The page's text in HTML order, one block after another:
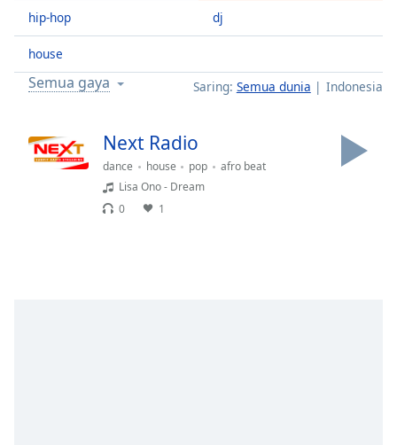
Duration-:-
Loaded:
0.00%
Stream
TypeLIVE
currently
behind
hip-hop
house
dj
Saring: Semua dunia Indonesia
Semua gaya
Next Radio
dance house pop
afro beat
Lisa Ono - Dream
0
1